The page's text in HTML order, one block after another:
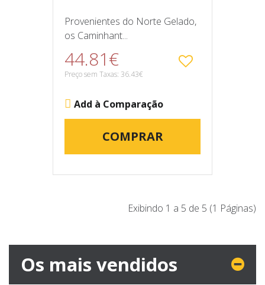
Provenientes do Norte Gelado,
os Caminhant...
44.81€
Preço sem Taxas: 36.43€
Add à Comparação
COMPRAR
Exibindo 1 a 5 de 5 (1 Páginas)
Os mais vendidos